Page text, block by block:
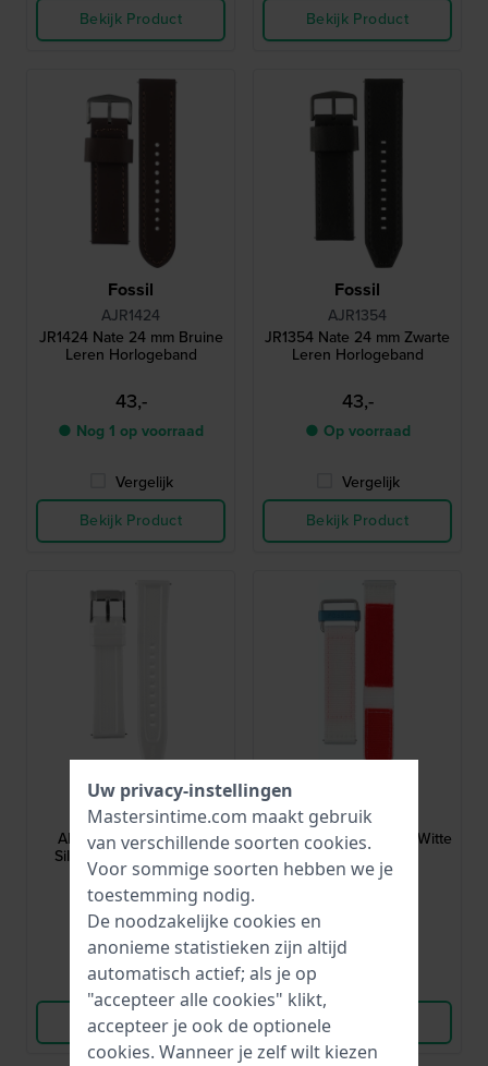
Bekijk Product
Bekijk Product
Fossil
AJR1424
JR1424 Nate 24 mm Bruine
Leren Horlogeband
43,-
● Nog 1 op voorraad
Vergelijk
Bekijk Product
Fossil
AJR1354
JR1354 Nate 24 mm Zwarte
Leren Horlogeband
43,-
● Op voorraad
Vergelijk
Bekijk Product
Fossil
AAM4487
AM4487 20 mm Witte
Siliconen Horlogeband
US$ 33,- 25,-
● Op voorraad
Vergelijk
Bekijk Product
ALE1194
Mickey Mouse 20 mm Witte
textielen band
● Op voorraad
Bekijk Product
Uw privacy-instellingen
Mastersintime.com maakt gebruik
van verschillende soorten cookies.
Voor sommige soorten hebben we je
toestemming nodig.
De noodzakelijke cookies en
anonieme statistieken zijn altijd
automatisch actief; als je op
"accepteer alle cookies" klikt,
accepteer je ook de optionele
cookies. Wanneer je zelf wilt kiezen